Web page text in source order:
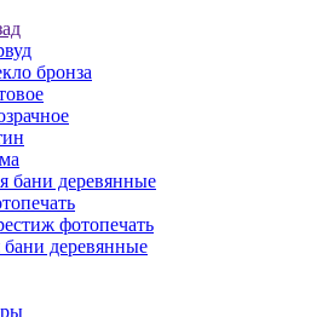
бронза
бани деревянные
фотопечать
деревянные